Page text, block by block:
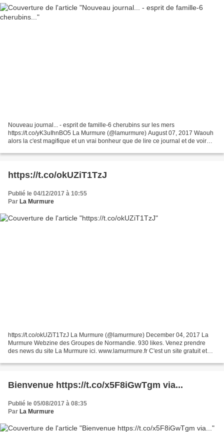
Nouveau journal... - esprit de famille-6 cherubins sur les mers
https://t.co/yK3uIhnBO5 La Murmure (@lamurmure) August 07, 2017 Waouh
alors la c'est magifique et un vrai bonheur que de lire ce journal et de voir
https://t.co/okUZiT1TzJ
Publié le 04/12/2017 à 10:55
Par La Murmure
https://t.co/okUZiT1TzJ La Murmure (@lamurmure) December 04, 2017 La
Murmure Webzine des Groupes de Normandie. 930 likes. Venez prendre
des news du site La Murmure ici. www.lamurmure.fr C'est un site gratuit et
Bienvenue https://t.co/x5F8iGwTgm via...
Publié le 05/08/2017 à 08:35
Par La Murmure